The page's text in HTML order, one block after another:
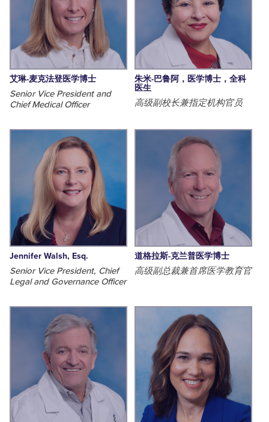
艾琳-麦克法登医学博士
Senior Vice President and
Chief Medical Officer
朱米-巴鲁阿，医学博士，全科
医生
高级副校长兼指定机构官员
Jennifer Walsh, Esq.
Senior Vice President, Chief
Legal and Governance Officer
道格拉斯-克兰普医学博士
高级副总裁兼首席医学教育官